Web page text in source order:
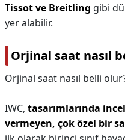
Tissot ve Breitling gibi
yer alabilir.
Orjinal saat nasıl
Orjinal saat nasıl belli
IWC, tasarımlarında
vermeyen, çok özel bir